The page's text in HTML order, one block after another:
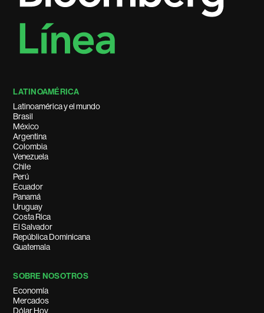
LATINOAMÉRICA
Latinoamérica y el mundo
Brasil
México
Argentina
Colombia
Venezuela
Chile
Perú
Ecuador
Panamá
Uruguay
Costa Rica
El Salvador
República Dominicana
Guatemala
SOBRE NOSOTROS
Economía
Mercados
Dólar Hoy